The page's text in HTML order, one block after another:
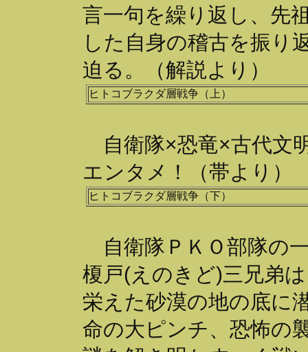
言一句を繰り返し、先
した自身の稽古を振り
迫る。（解説より）
ヒトコブラクダ層戦争（上）
自衛隊×恐竜×古代文
エンタメ！（帯より）
ヒトコブラクダ層戦争（下）
自衛隊ＰＫＯ部隊の
榎戸(えのきど)三兄弟
栄えた砂漠の地の底に
命の大ピンチ、恐怖の